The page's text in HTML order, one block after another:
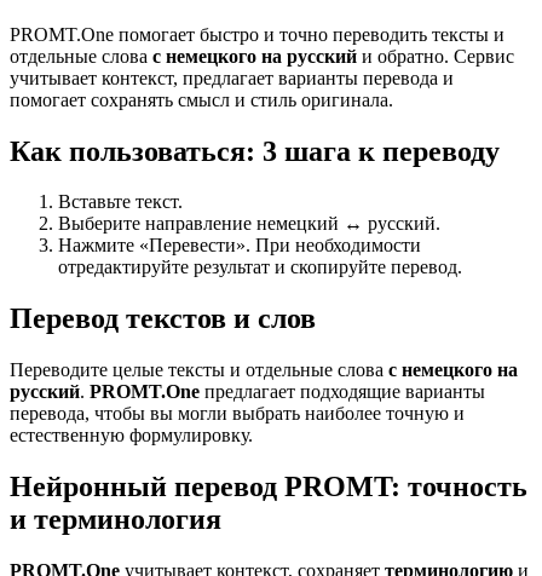
PROMT.One помогает быстро и точно переводить тексты и
отдельные слова с немецкого на русский и обратно. Сервис
учитывает контекст, предлагает варианты перевода и
помогает сохранять смысл и стиль оригинала.
Как пользоваться: 3 шага к переводу
Вставьте текст.
Выберите направление немецкий ↔ русский.
Нажмите «Перевести». При необходимости
отредактируйте результат и скопируйте перевод.
Перевод текстов и слов
Переводите целые тексты и отдельные слова с немецкого на
русский. PROMT.One предлагает подходящие варианты
перевода, чтобы вы могли выбрать наиболее точную и
естественную формулировку.
Нейронный перевод PROMT: точность
и терминология
PROMT.One учитывает контекст, сохраняет терминологию и